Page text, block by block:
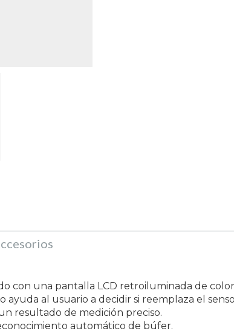
con una pantalla LCD retroiluminada de
al usuario a decidir si reemplaza el
resultado de medición preciso.
automático de búfer.